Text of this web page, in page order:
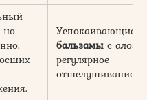
но
Успокаивающие
бальзамы с алоэ,
регулярное
отшелушивание.